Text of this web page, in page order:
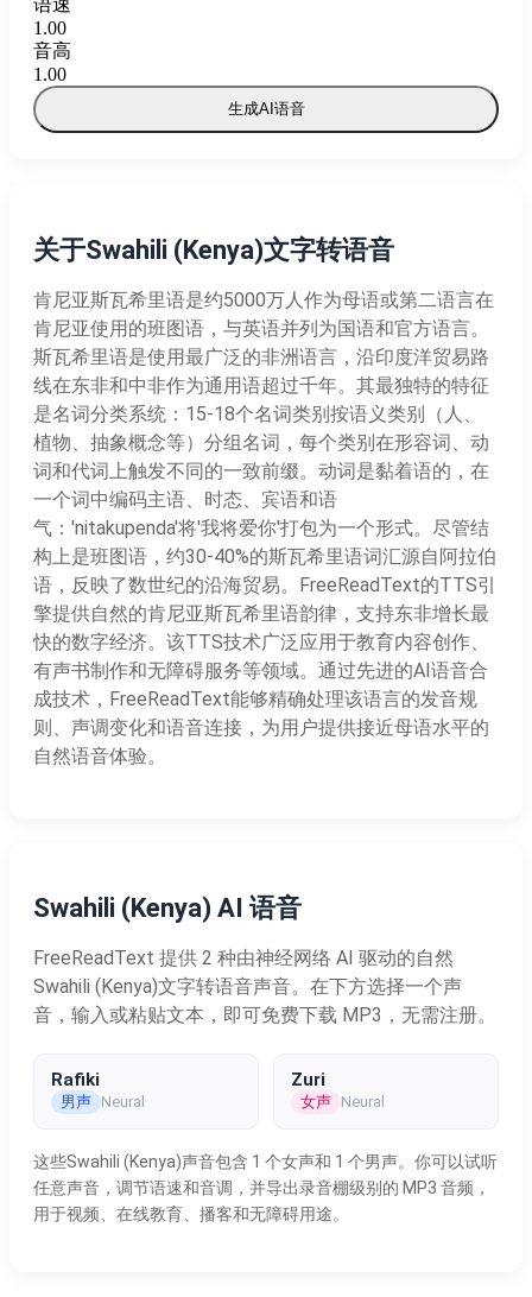
语速
1.00
音高
1.00
生成AI语音
关于Swahili (Kenya)文字转语音
肯尼亚斯瓦希里语是约5000万人作为母语或第二语言在
肯尼亚使用的班图语，与英语并列为国语和官方语言。
斯瓦希里语是使用最广泛的非洲语言，沿印度洋贸易路
线在东非和中非作为通用语超过千年。其最独特的特征
是名词分类系统：15-18个名词类别按语义类别（人、
植物、抽象概念等）分组名词，每个类别在形容词、动
词和代词上触发不同的一致前缀。动词是黏着语的，在
一个词中编码主语、时态、宾语和语
气：'nitakupenda'将'我将爱你'打包为一个形式。尽管结
构上是班图语，约30-40%的斯瓦希里语词汇源自阿拉伯
语，反映了数世纪的沿海贸易。FreeReadText的TTS引
擎提供自然的肯尼亚斯瓦希里语韵律，支持东非增长最
快的数字经济。该TTS技术广泛应用于教育内容创作、
有声书制作和无障碍服务等领域。通过先进的AI语音合
成技术，FreeReadText能够精确处理该语言的发音规
则、声调变化和语音连接，为用户提供接近母语水平的
自然语音体验。
Swahili (Kenya) AI 语音
FreeReadText 提供 2 种由神经网络 AI 驱动的自然
Swahili (Kenya)文字转语音声音。在下方选择一个声
音，输入或粘贴文本，即可免费下载 MP3，无需注册。
Rafiki
男声 Neural
Zuri
女声 Neural
这些Swahili (Kenya)声音包含 1 个女声和 1 个男声。你可以试听
任意声音，调节语速和音调，并导出录音棚级别的 MP3 音频，
用于视频、在线教育、播客和无障碍用途。